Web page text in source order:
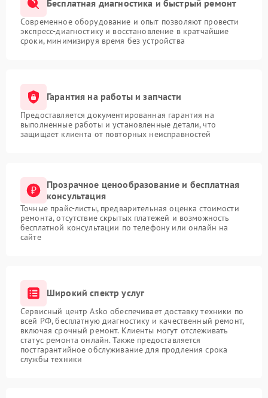
Бесплатная диагностика и быстрый ремонт
Современное оборудование и опыт позволяют провести
экспресс-диагностику и восстановление в кратчайшие
сроки, минимизируя время без устройства
Гарантия на работы и запчасти
Предоставляется документированная гарантия на
выполненные работы и установленные детали, что
защищает клиента от повторных неисправностей
Прозрачное ценообразование и бесплатная
консультация
Точные прайс-листы, предварительная оценка стоимости
ремонта, отсутствие скрытых платежей и возможность
бесплатной консультации по телефону или онлайн на
сайте
Широкий спектр услуг
Сервисный центр Asko обеспечивает доставку техники по
всей РФ, бесплатную диагностику и качественный ремонт,
включая срочный ремонт. Клиенты могут отслеживать
статус ремонта онлайн. Также предоставляется
постгарантийное обслуживание для продления срока
службы техники